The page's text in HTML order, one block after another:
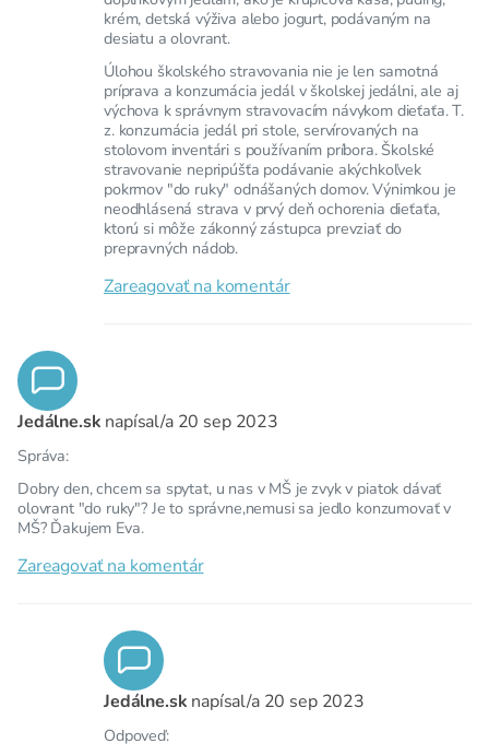
krém, detská výživa alebo jogurt, podávaným na
desiatu a olovrant.
Úlohou školského stravovania nie je len samotná
príprava a konzumácia jedál v školskej jedálni, ale aj
výchova k správnym stravovacím návykom dieťaťa. T.
z. konzumácia jedál pri stole, servírovaných na
stolovom inventári s používaním príbora. Školské
stravovanie nepripúšťa podávanie akýchkoľvek
pokrmov "do ruky" odnášaných domov. Výnimkou je
neodhlásená strava v prvý deň ochorenia dieťaťa,
ktorú si môže zákonný zástupca prevziať do
prepravných nádob.
Zareagovať na komentár
Jedálne.sk napísal/a 20 sep 2023
Správa:
Dobry den, chcem sa spytat, u nas v MŠ je zvyk v piatok dávať
olovrant "do ruky"? Je to správne,nemusi sa jedlo konzumovať v
MŠ? Ďakujem Eva.
Zareagovať na komentár
Jedálne.sk napísal/a 20 sep 2023
Odpoveď: